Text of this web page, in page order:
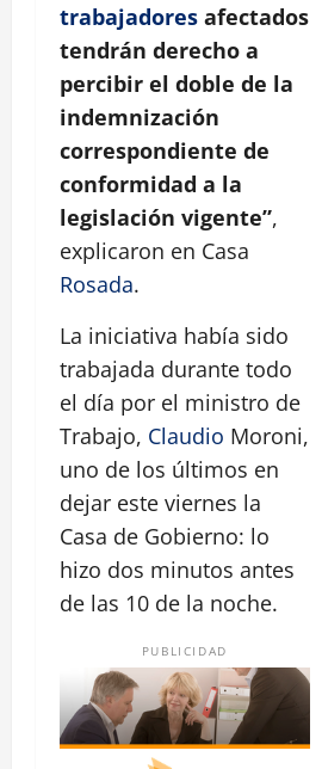
trabajadores afectados
tendrán derecho a
percibir el doble de la
indemnización
correspondiente de
conformidad a la
legislación vigente”,
explicaron en Casa
Rosada.
La iniciativa había sido
trabajada durante todo
el día por el ministro de
Trabajo, Claudio Moroni,
uno de los últimos en
dejar este viernes la
Casa de Gobierno: lo
hizo dos minutos antes
de las 10 de la noche.
PUBLICIDAD